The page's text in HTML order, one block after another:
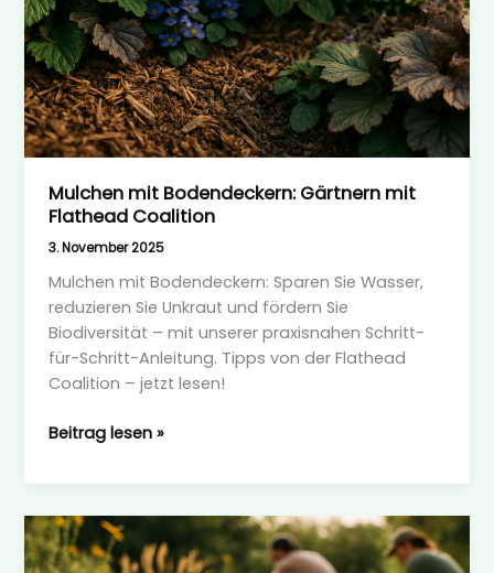
Mulchen mit Bodendeckern: Gärtnern mit
Flathead Coalition
3. November 2025
Mulchen mit Bodendeckern: Sparen Sie Wasser,
reduzieren Sie Unkraut und fördern Sie
Biodiversität – mit unserer praxisnahen Schritt-
für-Schritt-Anleitung. Tipps von der Flathead
Coalition – jetzt lesen!
Mulchen
Bodendeckern:
mit
Flathead
Beitrag lesen »